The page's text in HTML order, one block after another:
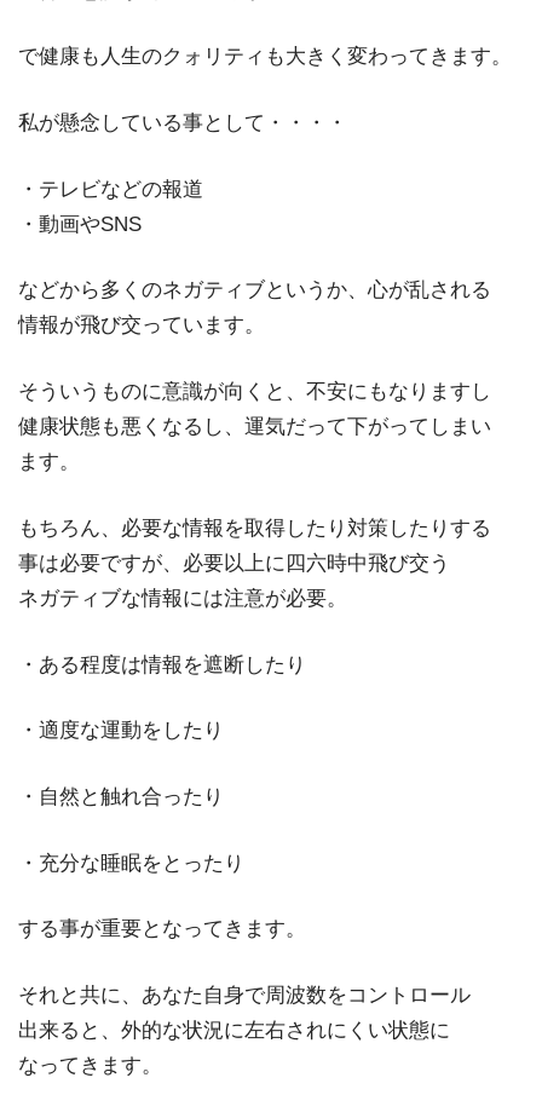
で健康も人生のクォリティも大きく変わってきます。
私が懸念している事として・・・・
・テレビなどの報道
・動画やSNS
などから多くのネガティブというか、心が乱される
情報が飛び交っています。
そういうものに意識が向くと、不安にもなりますし
健康状態も悪くなるし、運気だって下がってしまい
ます。
もちろん、必要な情報を取得したり対策したりする
事は必要ですが、必要以上に四六時中飛び交う
ネガティブな情報には注意が必要。
・ある程度は情報を遮断したり
・適度な運動をしたり
・自然と触れ合ったり
・充分な睡眠をとったり
する事が重要となってきます。
それと共に、あなた自身で周波数をコントロール
出来ると、外的な状況に左右されにくい状態に
なってきます。